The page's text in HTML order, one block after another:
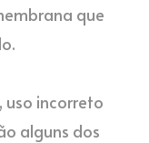
que
uso incorreto
alguns dos